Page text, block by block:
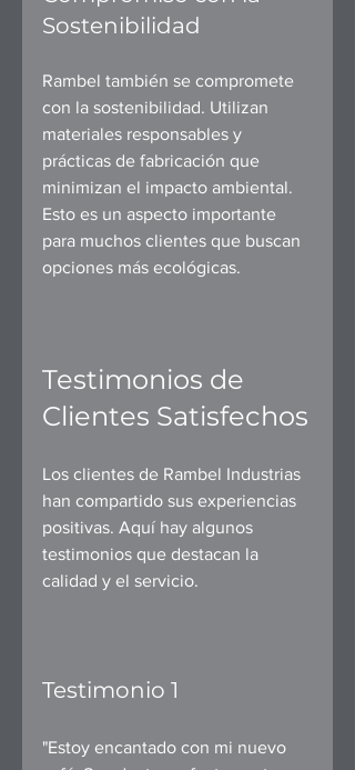
Sostenibilidad
Rambel también se compromete
con la sostenibilidad. Utilizan
materiales responsables y
prácticas de fabricación que
minimizan el impacto ambiental.
Esto es un aspecto importante
para muchos clientes que buscan
opciones más ecológicas.
Testimonios de
Clientes Satisfechos
Los clientes de Rambel Industrias
han compartido sus experiencias
positivas. Aquí hay algunos
testimonios que destacan la
calidad y el servicio.
Testimonio 1
"Estoy encantado con mi nuevo